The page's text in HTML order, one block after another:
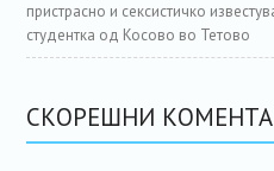
пристрасно и сексистичко
студентка од Косово во Тетово
СКОРЕШНИ